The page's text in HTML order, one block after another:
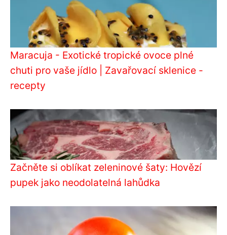
Maracuja - Exotické tropické ovoce plné
chuti pro vaše jídlo | Zavařovací sklenice -
recepty
Začněte si oblíkat zeleninové šaty: Hovězí
pupek jako neodolatelná lahůdka